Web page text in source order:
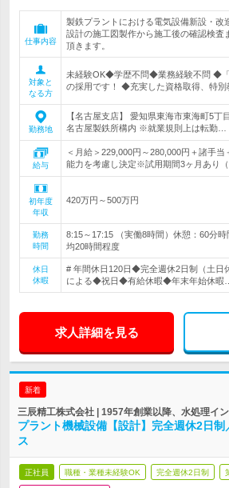
仕事内容
製鉄プラントにおける電気設備新設・改
設計の施工図製作から施工後の確認検査
頂きます。
対象と
なる方
未経験OK◆学歴不問◆業務経験不問 ◆
の採用です！ ◆充実した資格取得、特別
勤務地
【名古屋支店】 愛知県東海市東海町5丁
名古屋製鉄所構内 ※就業規則上は転勤…
給与
＜月給＞229,000円～280,000円＋諸手
能力を考慮し決定※試用期間3ヶ月あり
初年度
年収
420万円～500万円
勤務
時間
8:15～17:15 （実働8時間）休憩：60分
均20時間程度
休日
休暇
# 年間休日120日◆完全週休2日制（土日
による◆祝日◆有給休暇◆年末年始休暇…
求人詳細を見る
新着
三辰精工株式会社 | 1957年創業以降、水処理イ
プラント機械設備【設計】完全週休2日
ス
正社員 職種・業種未経験OK 完全週休2日制